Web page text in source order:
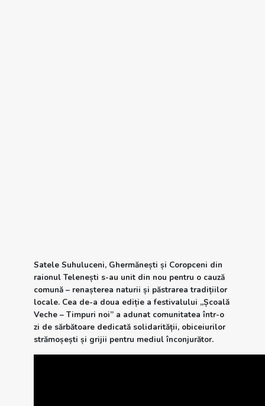
Satele Suhuluceni, Ghermănești și Coropceni din
raionul Telenești s-au unit din nou pentru o cauză
comună – renașterea naturii și păstrarea tradițiilor
locale. Cea de-a doua ediție a festivalului „Școală
Veche – Timpuri noi” a adunat comunitatea într-o
zi de sărbătoare dedicată solidarității, obiceiurilor
strămoșești și grijii pentru mediul înconjurător.